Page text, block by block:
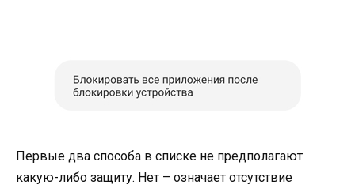
Первые два способа в списке не предполагают
какую-либо защиту. Нет – означает отсутствие